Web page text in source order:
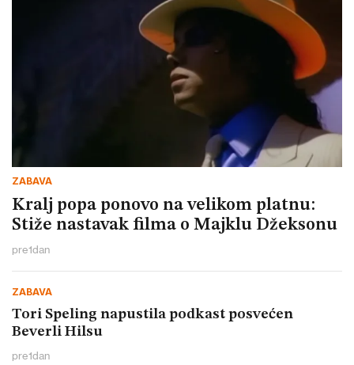
ZABAVA
Kralj popa ponovo na velikom platnu:
Stiže nastavak filma o Majklu Džeksonu
pre1dan
ZABAVA
Tori Speling napustila podkast posvećen
Beverli Hilsu
pre1dan